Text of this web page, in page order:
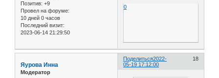
Позитив: +9
Провел на форуме:
10 дней 0 часов
Последний визит:
2023-06-14 21:29:50
0
Поделиться 18
2022-
05-19 17:12:00
Яурова Инна
Модератор